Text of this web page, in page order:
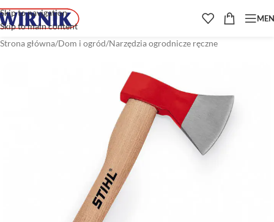
Skip to navigation
Skip to main content
Strona główna/Dom i ogród/Narzędzia ogrodnicze ręczne